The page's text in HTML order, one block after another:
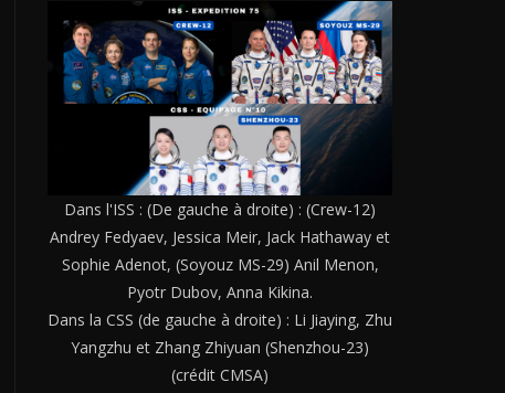
Dans l'ISS : (De gauche à droite) : (Crew-12)
Andrey Fedyaev, Jessica Meir, Jack Hathaway et
Sophie Adenot, (Soyouz MS-29) Anil Menon,
Pyotr Dubov, Anna Kikina.
Dans la CSS (de gauche à droite) : Li Jiaying, Zhu
Yangzhu et Zhang Zhiyuan (Shenzhou-23)
(crédit CMSA)